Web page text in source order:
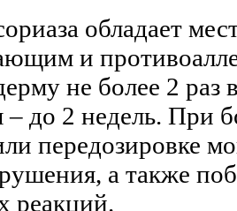
обладает
и
не более 2 раз
– до 2 недель. При
передозировке
а также
реакций.